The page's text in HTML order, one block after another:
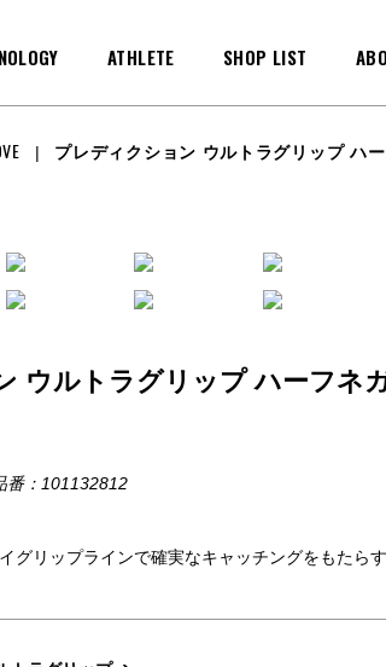
GKパッド ・シンガード
ATHLETE SHOP LIST
プレディクション ウルトラグリップ ハ
ウルトラグリップ ハーフネ
番：101132812
グリップラインで確実なキャッチングをもたらす